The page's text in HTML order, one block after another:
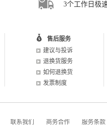
3个工作日极
售后服务
建议与投诉
退换货服务
如何退换货
发票制度
联系我们 商务合作
服务条款